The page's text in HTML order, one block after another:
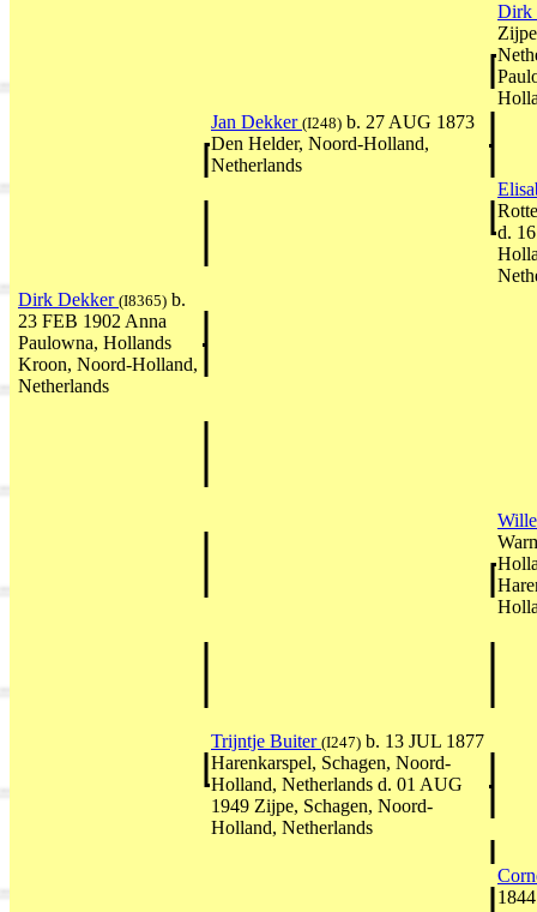
Dirk
Jan Dekker (I248) b. 27 AUG 1873
Den Helder, Noord-Holland,
Netherlands
d.
Dirk Dekker (I8365) b.
23 FEB 1902 Anna
Paulowna, Hollands
Kroon, Noord-Holland,
Netherlands
Trijntje Buiter (I247) b. 13 JUL 1877
Harenkarspel, Schagen, Noord-
Holland, Netherlands d. 01 AUG
1949 Zijpe, Schagen, Noord-
Holland, Netherlands